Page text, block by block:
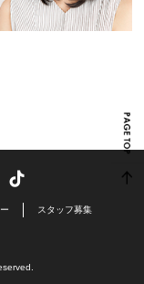
スタッフ募集